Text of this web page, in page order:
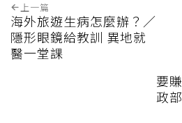
上一篇
海外旅遊生病怎麼辦？／
隱形眼鏡給教訓 異地就
醫一堂課
要
政